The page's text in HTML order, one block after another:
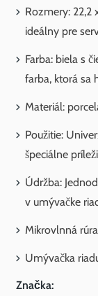
Rozmery: 22,2
ideálny pre
Farba: biela s
farba, ktorá sa
Materiál:
Použitie:
špeciálne
Údržba:
v umývačke
Mikrovlnná
Umývačka
Značka: